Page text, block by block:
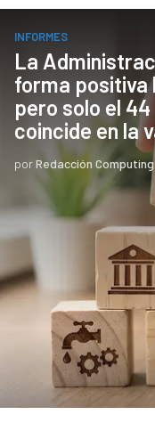
INFORMES
La
forma positiva
pero solo el
coincide en la
porRedacción Computing